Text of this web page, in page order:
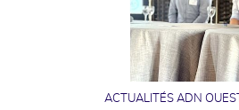
ACTUALITÉS ADN OUEST